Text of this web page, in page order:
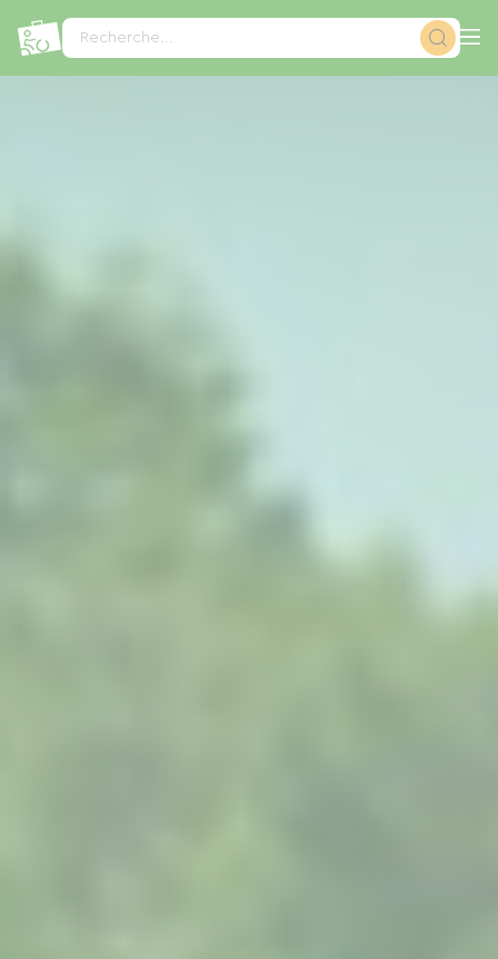
Recherche...
Panneau de gestion des cookies